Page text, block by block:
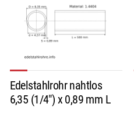
Edelstahlrohr nahtlos
6,35 (1/4") x 0,89 mm L